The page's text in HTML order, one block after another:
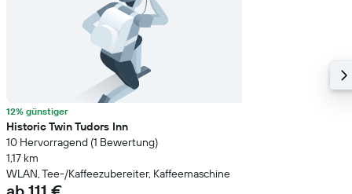
12% günstiger
Historic Twin Tudors Inn
10 Hervorragend (1 Bewertung)
1,17 km
WLAN, Tee-/Kaffeezubereiter, Kaffeemaschine